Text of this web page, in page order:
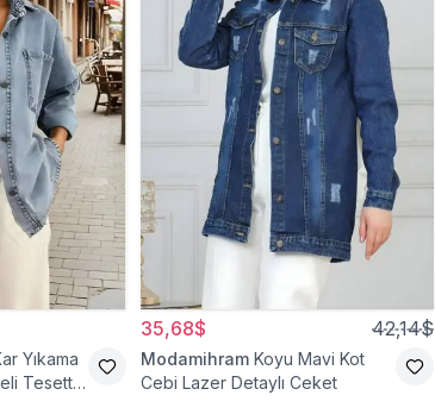
Yıkama
Tesettür
35,68$ 42,14$
Modamihram Koyu Mavi Kot
Cebi Lazer Detaylı Ceket